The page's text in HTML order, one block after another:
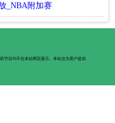
_NBA附加赛
节目均不在本站网页展示。本站仅为用户提供